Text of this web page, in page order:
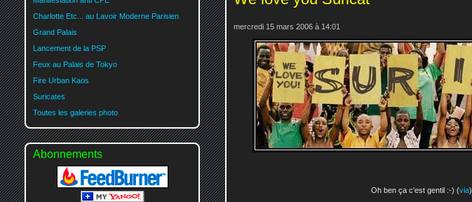
mercredi 15 mars 2006 à 14:01
Oh ben ça c'est gentil :-) (via)
Charlotte Etc... au Lavoir Moderne Parisien
Grand Palais
Lancement de la PSP
Feux au Palais de Tokyo
Fire Urban Kaos
Suricates
Toutes les galeries photo
Abonnements